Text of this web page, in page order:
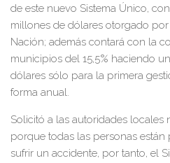
de este nuevo Sistema Único,
millones de dólares otorgado
Nación; además contará con la
municipios del 15,5% haciendo
dólares sólo para la primera
forma anual.
Solicitó a las autoridades locales
porque todas las personas están
sufrir un accidente, por tanto, el